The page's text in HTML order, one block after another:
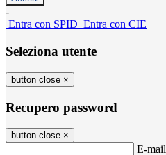
-
Entra con SPID Entra con CIE
Seleziona utente
button close ×
Recupero password
button close ×
E-mail